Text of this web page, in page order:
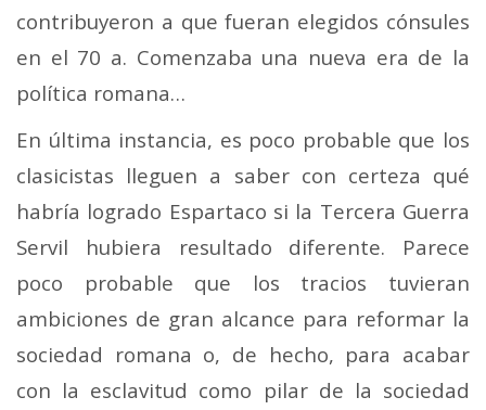
contribuyeron a que fueran elegidos cónsules
en el 70 a. Comenzaba una nueva era de la
política romana…
En última instancia, es poco probable que los
clasicistas lleguen a saber con certeza qué
habría logrado Espartaco si la Tercera Guerra
Servil hubiera resultado diferente. Parece
poco probable que los tracios tuvieran
ambiciones de gran alcance para reformar la
sociedad romana o, de hecho, para acabar
con la esclavitud como pilar de la sociedad